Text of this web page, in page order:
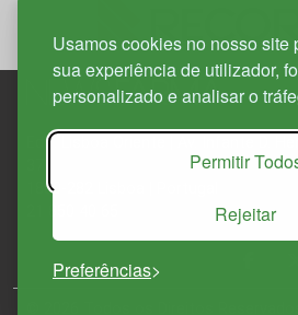
Usamos cookies no nosso site
sua experiência de utilizador,
personalizado e analisar o
Permitir
Rejeitar
Preferências
Edif. Lisboa Oriente | Av. Infante D.
1800-282 Lisboa | Portugal